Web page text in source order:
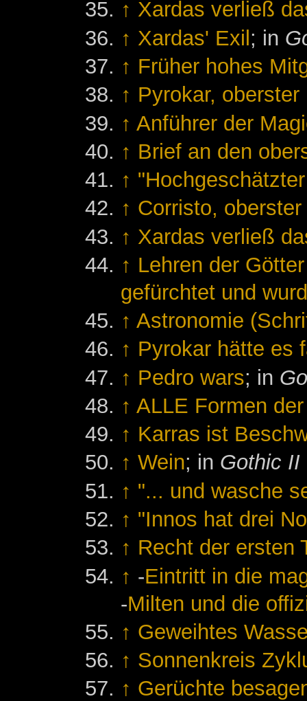
↑ Xardas verließ
↑ Xardas' Exil; in
↑ Früher hohes
↑ Pyrokar,
↑ Anführer der
↑ Brief an den
↑
↑ Corristo,
↑ Xardas verließ
↑ Lehren der
gefürchtet und
↑ Astronomie
↑ Pyrokar hätte es
↑ Pedro wars; in
↑ ALLE Formen
↑ Karras ist
↑ Wein; in Gothic II
↑ "... und wasche
↑ "Innos hat drei
↑ Recht der ersten
↑ -Eintritt in die
-Milten und die
↑ Geweihtes
↑ Sonnenkreis
↑ Gerüchte